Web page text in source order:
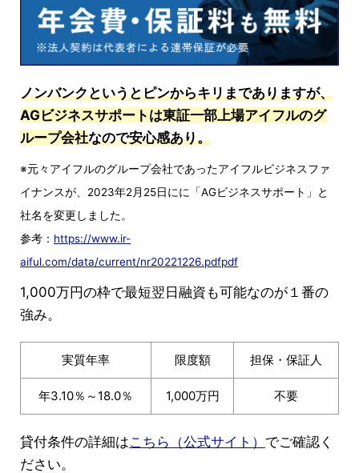
ノンバンクというとピンからキリまでありますが、
AGビジネスサポートは東証一部上場アイフルのグ
ループ会社なので安心感あり。
※元々アイフルのグループ会社であったアイフルビジネスファ
イナンスが、2023年2月25日にに「AGビジネスサポート」と
社名を変更しました。
参考： https://www.ir-
aiful.com/data/current/nr20221226.pdfpdf
1,000万円の枠で最短翌日融資も可能なのが１番の
強み。
実質年率 限度額 担保・保証人
年3.10％～18.0％ 1,000万円 不要
貸付条件の詳細はこちら（公式サイト） でご確認く
ださい。